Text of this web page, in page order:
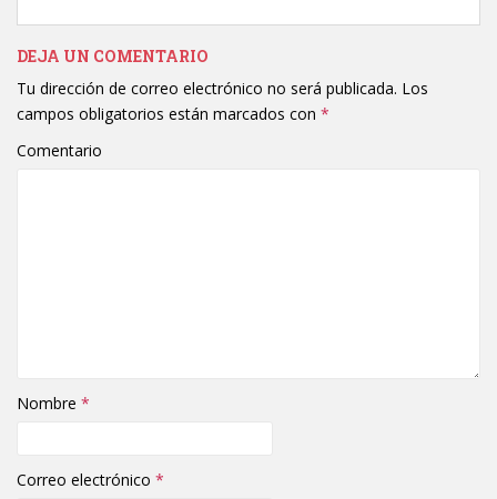
DEJA UN COMENTARIO
Tu dirección de correo electrónico no será publicada. Los
campos obligatorios están marcados con *
Comentario
Nombre *
Correo electrónico *